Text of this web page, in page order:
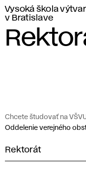
Vysoká škola
v Bratislave
Chcete študovať na
Oddelenie verejného
Rektorát